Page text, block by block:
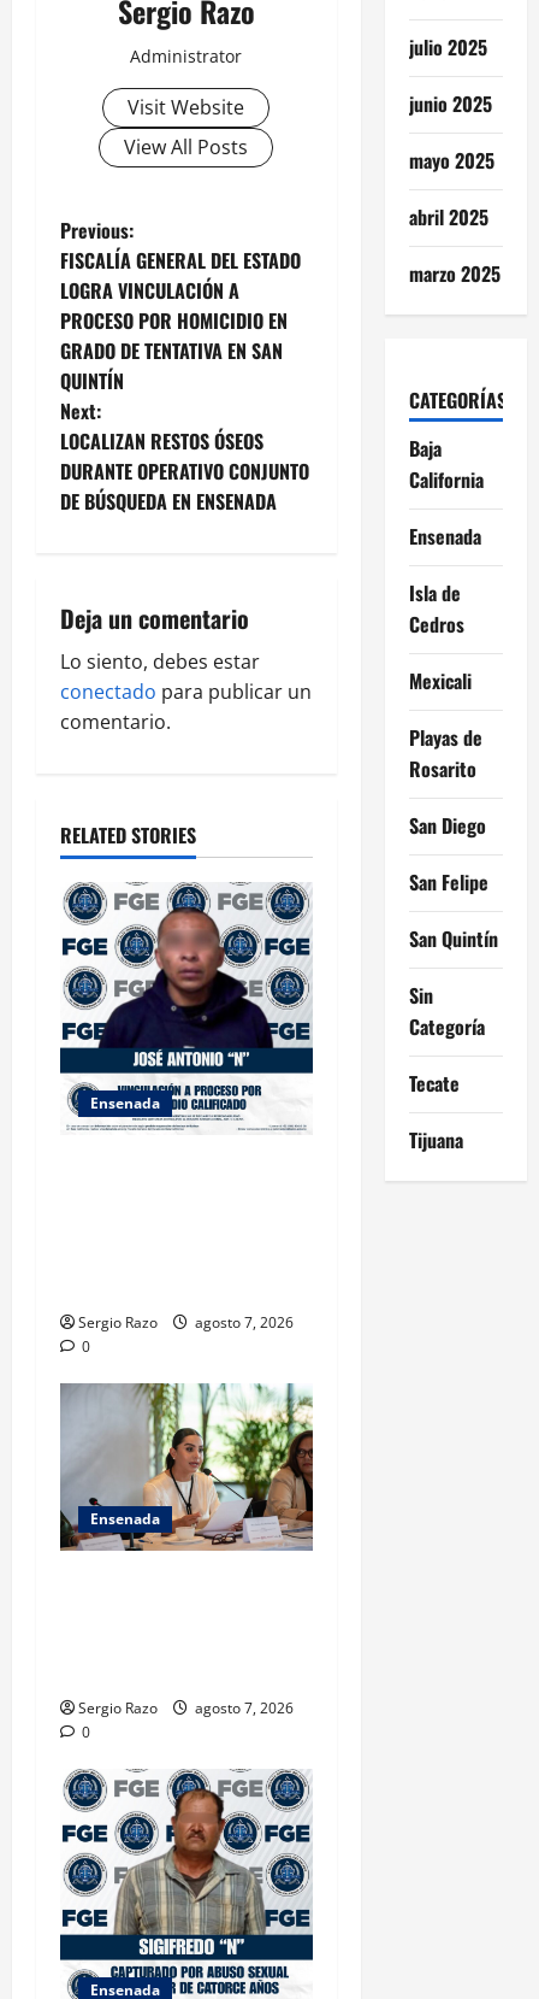
Sergio Razo
Administrator
Visit Website
View All Posts
P
o
s
t
n
a
i
g
a
t
o
n
Previous:
FISCALÍA GENERAL DEL ESTADO
LOGRA VINCULACIÓN A
PROCESO POR HOMICIDIO EN
GRADO DE TENTATIVA EN SAN
QUINTÍN
Next:
LOCALIZAN RESTOS ÓSEOS
DURANTE OPERATIVO CONJUNTO
DE BÚSQUEDA EN ENSENADA
Deja un comentario
Lo siento, debes estar
conectado para publicar un
comentario.
RELATED STORIES
Ensenada
Sergio Razo
agosto 7, 2026
0
Ensenada
Sergio Razo
agosto 7, 2026
0
Ensenada
julio 2025
junio 2025
mayo 2025
abril 2025
marzo 2025
CATEGORÍAS
Baja
California
Ensenada
Isla de
Cedros
Mexicali
Playas de
Rosarito
San Diego
San Felipe
San Quintín
Sin
Categoría
Tecate
Tijuana